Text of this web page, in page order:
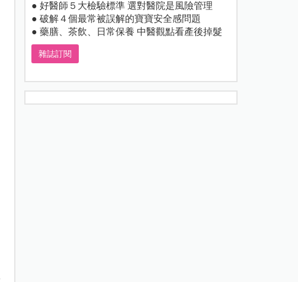
● 好醫師５大檢驗標準 選對醫院是風險管理
● 破解４個最常被誤解的寶寶安全感問題
● 藥膳、茶飲、日常保養 中醫觀點看產後掉髮
雜誌訂閱